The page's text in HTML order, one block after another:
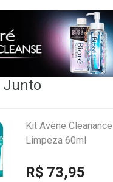
Junto
Kit Avène
Limpeza 60ml
R$ 73,95